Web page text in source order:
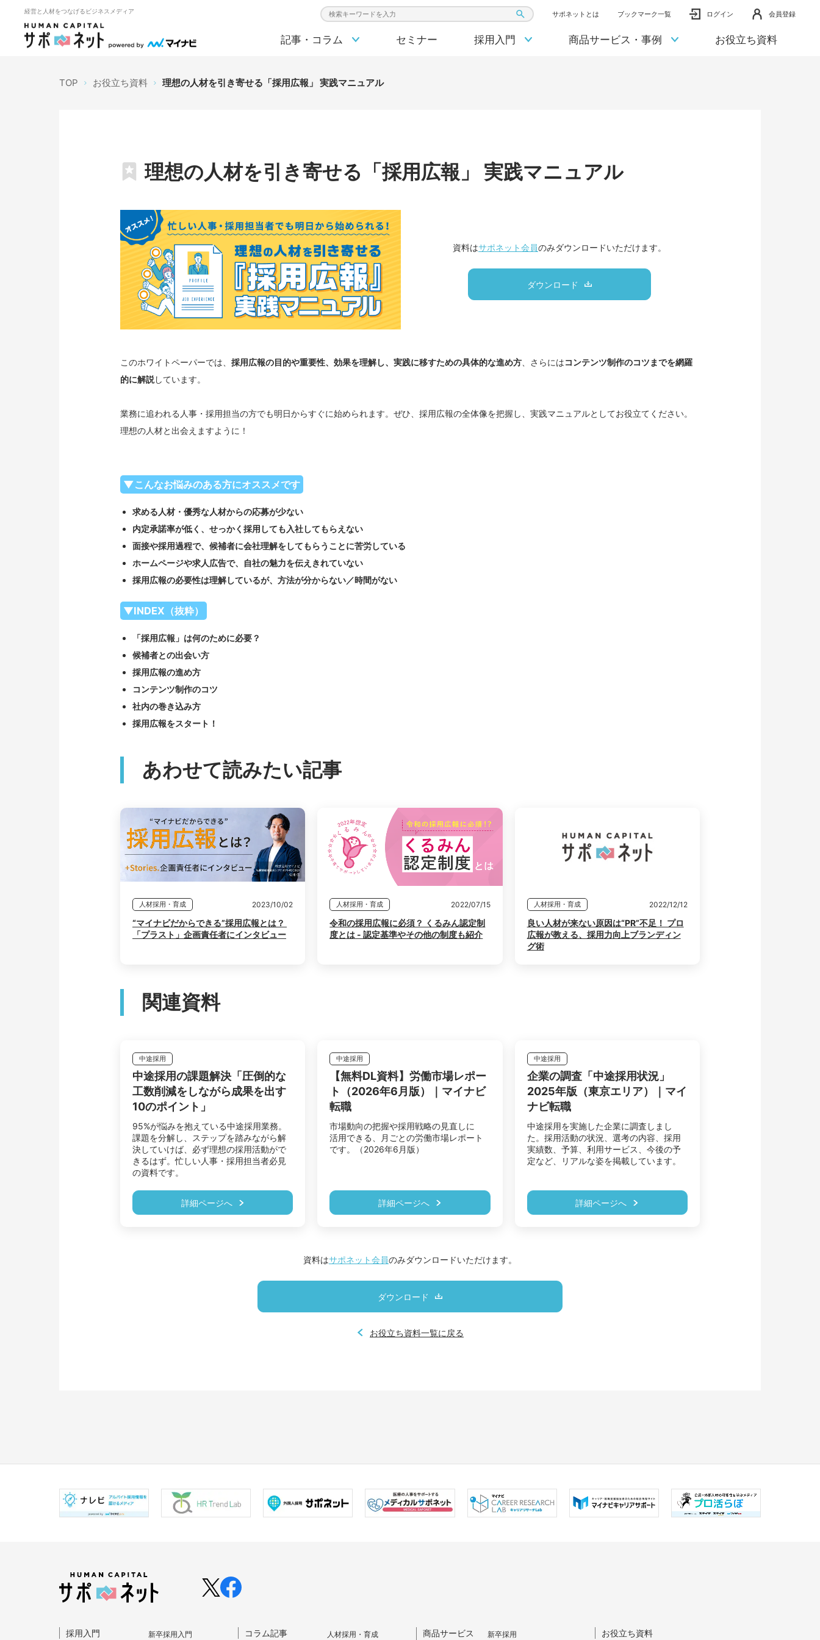
経営と人材をつなげるビジネスメディア
検索キーワード入力 サポネットとは ブックマーク一覧 ログイン 会員登録
記事・コラム セミナー 採用入門 商品サービス・事例 お役立ち資料
TOP お役立ち資料 理想の人材を引き寄せる「採用広報」 実践マニュアル
理想の人材を引き寄せる「採用広報」 実践マニュアル
資料はサポネット会員のみダウンロードいただけます。
ダウンロード
このホワイトペーパーでは、 採用広報の目的や重要性、効果を理解し、実践に移すための具体的な進め方 、さらにはコンテンツ制作のコツまでを網羅
的に解説しています。
業務に追われる人事・採用担当の方でも明日からすぐに始められます。ぜひ、採用広報の全体像を把握し、実践マニュアルとしてお役立てください。
理想の人材と出会えますように！
▼こんなお悩みのある方にオススメです
求める人材・優秀な人材からの応募が少ない
内定承諾率が低く、せっかく採用しても入社してもらえない
面接や採用過程で、候補者に会社理解をしてもらうことに苦労している
ホームページや求人広告で、自社の魅力を伝えきれていない
採用広報の必要性は理解しているが、方法が分からない／時間がない
▼INDEX（抜粋）
「採用広報」は何のために必要？
候補者との出会い方
採用広報の進め方
コンテンツ制作のコツ
社内の巻き込み方
採用広報をスタート！
あわせて読みたい記事
人材採用・育成 2023/10/02
“マイナビだからできる”採用広報とは？
「プラスト」企画責任者にインタビュー
人材採用・育成 2022/07/15
令和の採用広報に必須？ くるみん認定制
度とは - 認定基準やその他の制度も紹介
人材採用・育成 2022/12/12
良い人材が来ない原因は“PR”不足！ プロ
広報が教える、採用力向上ブランディン
グ術
関連資料
中途採用
中途採用の課題解決「圧倒的な
工数削減をしながら成果を出す
10のポイント」
95%が悩みを抱えている中途採用業務。
課題を分解し、ステップを踏みながら解
決していけば、必ず理想の採用活動がで
きるはず。忙しい人事・採用担当者必見
の資料です。
詳細ページへ
中途採用
【無料DL資料】労働市場レポー
ト（2026年6月版）｜マイナビ
転職
市場動向の把握や採用戦略の見直しに
活用できる、月ごとの労働市場レポート
です。（2026年6月版）
詳細ページへ
中途採用
企業の調査「中途採用状況」
2025年版（東京エリア）｜マイ
ナビ転職
中途採用を実施した企業に調査しまし
た。採用活動の状況、選考の内容、採用
実績数、予算、利用サービス、今後の予
詳細ページへ
資料はサポネット会員のみダウンロードいただけます。
ダウンロード
お役立ち資料一覧に戻る
採⽤⼊⾨ 新卒採⽤⼊⾨ コラム記事 人材採用・育成
商品サービス
新卒採用 お役立ち資料